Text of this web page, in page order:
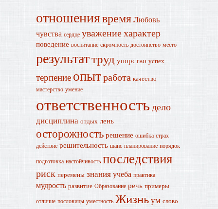
отношениявремяЛюбовь
чувства сердце уважениехарактер
поведение воспитание скромность достоинство место
результаттруд упорство успех
терпение опытработа качество
мастерство умение
ответственностьдело
дисциплина отдых лень
осторожность решение ошибка страх
действие решительность шанс планирование порядок
подготовка настойчивость последствия
риск перемены знанияучеба практика
мудрость развитие Образование речь примеры
отличие пословицы уместность Жизньум слово